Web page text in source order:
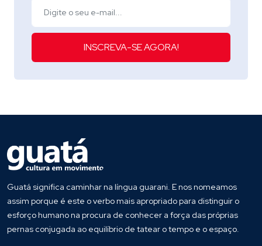
INSCREVA-SE AGORA!
Guatá significa caminhar na língua guarani. E nos nomeamos
assim porque é este o verbo mais apropriado para distinguir o
esforço humano na procura de conhecer a força das próprias
pernas conjugada ao equilíbrio de tatear o tempo e o espaço.